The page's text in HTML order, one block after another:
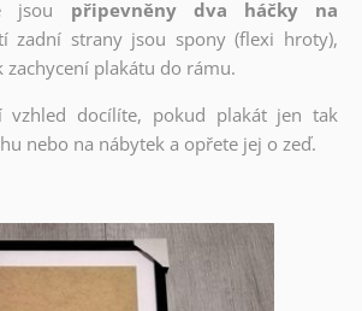
jsou
připevněny dva háčky na
zadní strany jsou spony (flexi hroty),
zachycení plakátu do rámu.
vzhled docílíte, pokud plakát jen tak
nebo na nábytek a opřete jej o zeď.